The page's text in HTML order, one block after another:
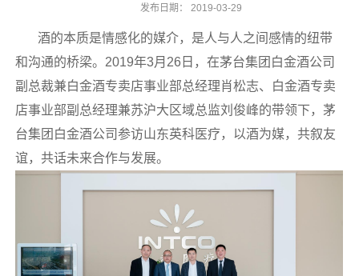
发布日期： 2019-03-29
酒的本质是情感化的媒介，是人与人之间感情的纽带
和沟通的桥梁。2019年3月26日，在茅台集团白金酒公司
副总裁兼白金酒专卖店事业部总经理肖松志、白金酒专卖
店事业部副总经理兼苏沪大区域总监刘俊峰的带领下，茅
台集团白金酒公司参访山东英科医疗，以酒为媒，共叙友
谊，共话未来合作与发展。